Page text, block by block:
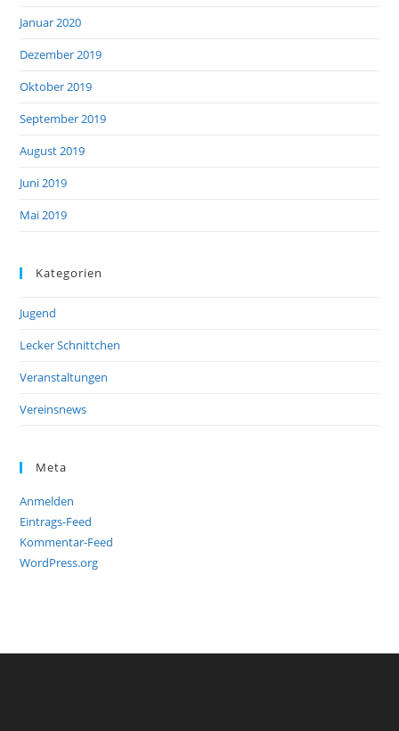
Januar 2020
Dezember 2019
Oktober 2019
September 2019
August 2019
Juni 2019
Mai 2019
Kategorien
Jugend
Lecker Schnittchen
Veranstaltungen
Vereinsnews
Meta
Anmelden
Eintrags-Feed
Kommentar-Feed
WordPress.org